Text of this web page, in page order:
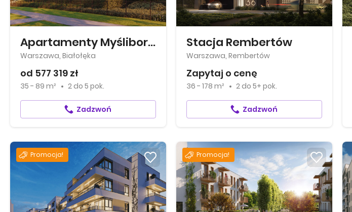
Apartamenty Myśliborska Park
Warszawa, Białołęka
od 577 319 zł
35 - 89 m² 2 do 5 pok.
Zadzwoń
Stacja Rembertów
Warszawa, Rembertów
Zapytaj o cenę
36 - 178 m² 2do 5+ pok.
Zadzwoń
Promocja! Promocja!